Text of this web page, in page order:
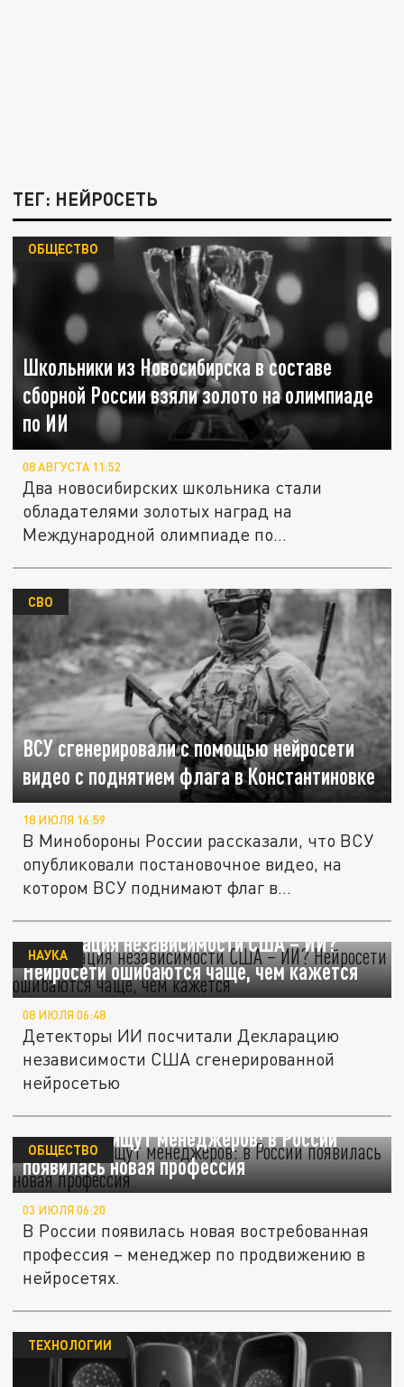
ТЕГ: НЕЙРОСЕТЬ
Школьники из Новосибирска в составе
сборной России взяли золото на олимпиаде
по ИИ
ОБЩЕСТВО
08 АВГУСТА 11:52
Два новосибирских школьника стали
обладателями золотых наград на
Международной олимпиаде по
ВСУ сгенерировали с помощью нейросети
видео с поднятием флага в Константиновке
СВО
18 ИЮЛЯ 16:59
В Минобороны России рассказали, что ВСУ
опубликовали постановочное видео, на
котором ВСУ поднимают флаг в...
Декларация независимости США – ИИ?
Нейросети ошибаются чаще, чем кажется
НАУКА
08 ИЮЛЯ 06:48
Детекторы ИИ посчитали Декларацию
независимости США сгенерированной
нейросетью
Нейросети ищут менеджеров: в России
появилась новая профессия
ОБЩЕСТВО
03 ИЮЛЯ 06:20
В России появилась новая востребованная
профессия – менеджер по продвижению в
нейросетях.
ТЕХНОЛОГИИ